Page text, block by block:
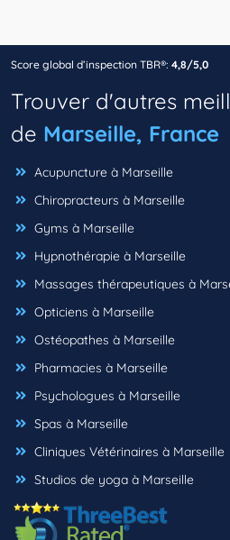
Score global d’inspection TBR®: 4,8/5,0
Trouver d'autres
de Marseille, France
Acupuncture à Marseille
Chiropracteurs à Marseille
Gyms à Marseille
Hypnothérapie à Marseille
Massages thérapeutiques à
Opticiens à Marseille
Ostéopathes à Marseille
Pharmacies à Marseille
Psychologues à Marseille
Spas à Marseille
Cliniques Vétérinaires à Marseille
Studios de yoga à Marseille